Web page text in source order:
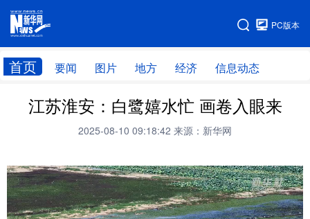
PC版本
首页 要闻 图片 地方 经济 信息动态
网站地图
首页 学习进行时
江苏淮安：白鹭嬉水忙 画卷入眼来
2025-08-10 09:18:42 来源：新华网